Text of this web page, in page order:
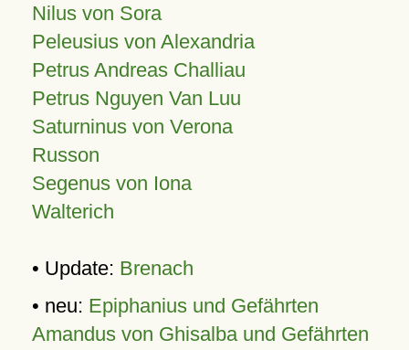
Nilus von Sora
Peleusius von Alexandria
Petrus Andreas Challiau
Petrus Nguyen Van Luu
Saturninus von Verona
Russon
Segenus von Iona
Walterich
• Update: Brenach
• neu: Epiphanius und Gefährten
Amandus von Ghisalba und Gefährten